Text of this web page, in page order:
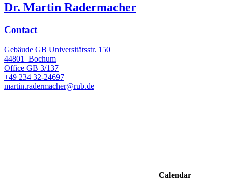
Dr. Martin Radermacher
Contact
Gebäude GB Universitätsstr. 150
44801
Bochum
Office GB 3/137
+49 234 32-24697
martin.radermacher@rub.de
Calendar